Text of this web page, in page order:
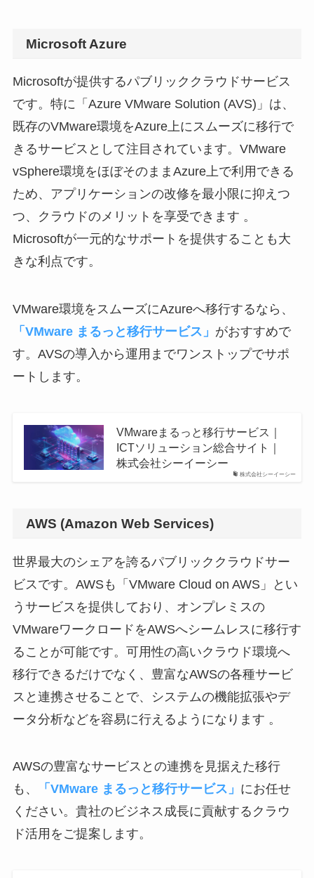
Microsoft Azure
Microsoftが提供するパブリッククラウドサービス
です。特に「Azure VMware Solution (AVS)」は、
既存のVMware環境をAzure上にスムーズに移行で
きるサービスとして注目されています。VMware
vSphere環境をほぼそのままAzure上で利用できる
ため、アプリケーションの改修を最小限に抑えつ
つ、クラウドのメリットを享受できます 。
Microsoftが一元的なサポートを提供することも大
きな利点です。
VMware環境をスムーズにAzureへ移行するなら、
「VMware まるっと移行サービス」 がおすすめで
す。AVSの導入から運用までワンストップでサポ
ートします。
株式会社シーイーシー
VMwareまるっと移行サービス｜
ICTソリューション総合サイト｜
株式会社シーイーシー
AWS (Amazon Web Services)
世界最大のシェアを誇るパブリッククラウドサー
ビスです。AWSも「VMware Cloud on AWS」とい
うサービスを提供しており、オンプレミスの
VMwareワークロードをAWSへシームレスに移行す
ることが可能です。可用性の高いクラウド環境へ
移行できるだけでなく、豊富なAWSの各種サービ
スと連携させることで、システムの機能拡張やデ
ータ分析などを容易に行えるようになります 。
AWSの豊富なサービスとの連携を見据えた移行
も、
「VMware まるっと移行サービス」 にお任せ
ください。貴社のビジネス成長に貢献するクラウ
ド活用をご提案します。